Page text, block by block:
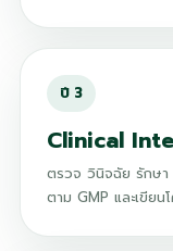
Clinical
ตรวจ วินิจฉัย รักษา
ตาม GMP และเขียน